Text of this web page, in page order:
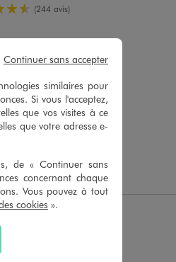
5 de moyenne
(244 avis)
similaires pour
Si vous l'acceptez,
que vos visites à ce
que votre adresse e-
de « Continuer sans
concernant chaque
Vous pouvez à tout
cookies ».
Continuer sans accepter